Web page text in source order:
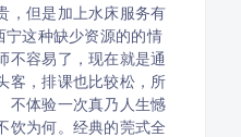
，但是加上水床服务有
宁这种缺少资源的的情
不容易了，现在就是通
客，排课也比较松，所
不体验一次真乃人生憾
饮为何。经典的莞式全